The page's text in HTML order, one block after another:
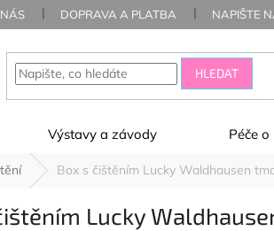
DOPRAVA A PLATBA NAPIŠTE
HLEDAT
Výstavy a závody Péče
Box s čištěním Lucky Waldhausen
Lucky